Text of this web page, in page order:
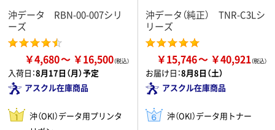
沖データ RBN-00-007シリ
ーズ
￥4,680 ￥16,500
入荷日：8月17日（月）予定
アスクル在庫商品
沖（OKI）データ用プリンタ
沖データ（純正） TNR-C3Lシ
リーズ
￥15,746 ￥40,921
お届け日：8月8日（土）
アスクル在庫商品
沖（OKI）データ用トナー